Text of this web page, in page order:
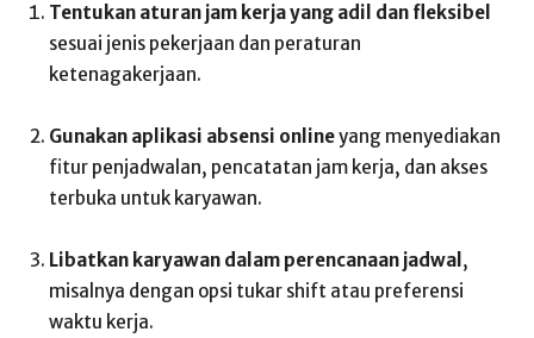
Tentukan aturan jam kerja yang adil dan fleksibel
sesuai jenis pekerjaan dan peraturan
ketenagakerjaan.
Gunakan aplikasi absensi onlineyang menyediakan
fitur penjadwalan, pencatatan jam kerja, dan akses
terbuka untuk karyawan.
Libatkan karyawan dalam perencanaan jadwal ,
misalnya dengan opsi tukar shift atau preferensi
waktu kerja.